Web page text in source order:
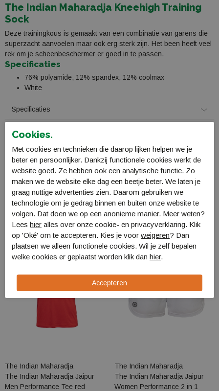
The Indian Maharadja Kneehigh Training
Sock
Deze trainingkous is gemaakt van een combinatie van garens die
superzacht aanvoelen maar ook erg sterk zijn. Het been heeft veel
rek om je scheenbeschermer er goed in te passen.
Specificaties
76% polyamide, 12% spandex, 12% coolmax
White
Specificaties
Bestellen en Betalen
Verzending en levering
Retourneren
Gerelateerde producten
The Indian Maharadja
The Indian Maharadja Jaipur
Men Performance Tee red
Sale
The Indian Maharadja
The Indian Maharadja Jaipur
Women Performance 2 in 1
Sale
Cookies.
Met cookies en technieken die daarop lijken helpen we je
beter en persoonlijker. Dankzij functionele cookies werkt de
website goed. Ze hebben ook een analytische functie. Zo
maken we de website elke dag een beetje beter. We laten je
graag nuttige advertenties zien. Daarom gebruiken we
technologie om je gedrag binnen en buiten onze website te
volgen. Dat doen we op een anonieme manier. Meer weten?
Lees hier alles over onze cookie- en privacyverklaring. Klik
op 'Oké' om te accepteren. Kies je voor weigeren? Dan
plaatsen we alleen functionele cookies. Wil je zelf bepalen
welke cookies er geplaatst worden klik dan hier.